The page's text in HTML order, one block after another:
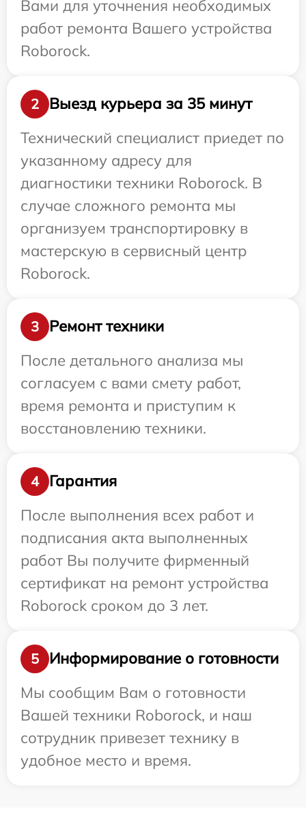
Вами для уточнения необходимых
работ ремонта Вашего устройства
Roborock.
2
Выезд курьера за 35 минут
Технический специалист приедет по
указанному адресу для
диагностики техники Roborock. В
случае сложного ремонта мы
организуем транспортировку в
мастерскую в сервисный центр
Roborock.
3
Ремонт техники
После детального анализа мы
согласуем с вами смету работ,
время ремонта и приступим к
восстановлению техники.
4
Гарантия
После выполнения всех работ и
подписания акта выполненных
работ Вы получите фирменный
сертификат на ремонт устройства
Roborock сроком до 3 лет.
5
Информирование о готовности
Мы сообщим Вам о готовности
Вашей техники Roborock, и наш
сотрудник привезет технику в
удобное место и время.